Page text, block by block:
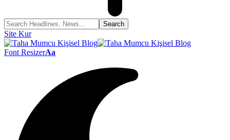
Site Kur
Font ResizerAa